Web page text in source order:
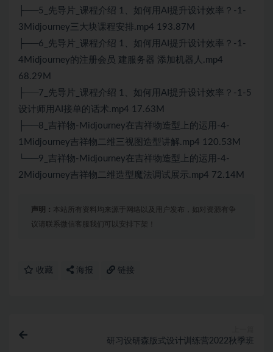
├──5_先导片_课程介绍 1、如何用AI提升设计效率？-1-
3Midjourney三大块课程安排.mp4 193.87M
├──6_先导片_课程介绍 1、如何用AI提升设计效率？-1-
4Midjourney的注册会员 建服务器 添加机器人.mp4
68.29M
├──7_先导片_课程介绍 1、如何用AI提升设计效率？-1-5
设计师用AI接单的话术.mp4 17.63M
├──8_吉祥物-Midjourney在吉祥物造型上的运用-4-
1Midjourney吉祥物二维三视图造型讲解.mp4 120.53M
└──9_吉祥物-Midjourney在吉祥物造型上的运用-4-
2Midjourney吉祥物二维造型魔法调试展示.mp4 72.14M
声明： 本站所有资料均来源于网络以及用户发布，如对资源有争
议请联系微信客服我们可以安排下架！
收藏 海报 链接
研习设研森版式设计训练营2022秋季班